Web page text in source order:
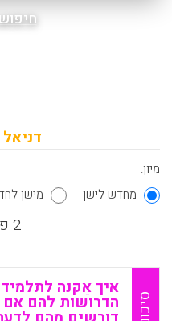
דניאל
מיון:
מחדש לישן
מישן
2 פריטים
סיכום
איך אַקנה
הדרושות להם אם